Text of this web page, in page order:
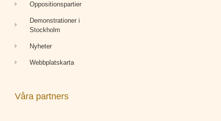
Oppositionspartier
Demonstrationer i
Stockholm
Nyheter
Webbplatskarta
Våra partners